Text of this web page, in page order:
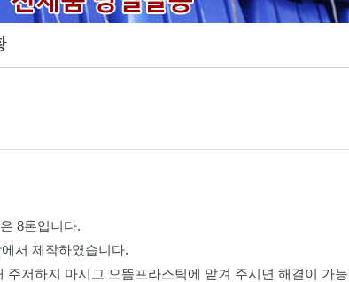
8톤입니다.
서 제작하였습니다.
주저하지 마시고 으뜸프라스틱에 맡겨 주시면 해결이 가